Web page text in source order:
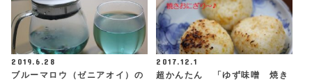
2019.6.28
ブルーマロウ（ゼニアオイ）の
2017.12.1
超かんたん 「ゆず味噌 焼き